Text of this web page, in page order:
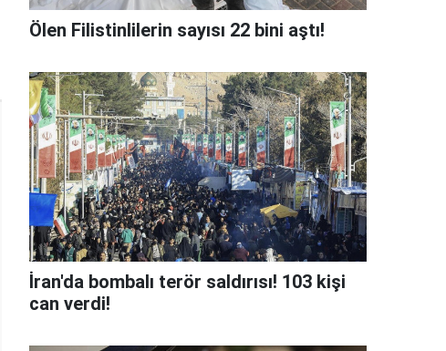
Ölen Filistinlilerin sayısı 22 bini aştı!
İran'da bombalı terör saldırısı! 103 kişi
can verdi!